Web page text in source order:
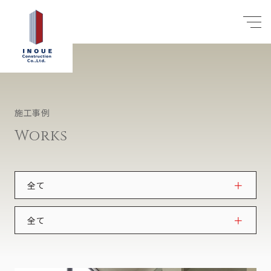
施工事例
Works
全て
注文住宅
リフォーム・リノベーション
全て
マンション